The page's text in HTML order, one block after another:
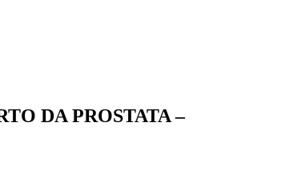
DA PROSTATA –